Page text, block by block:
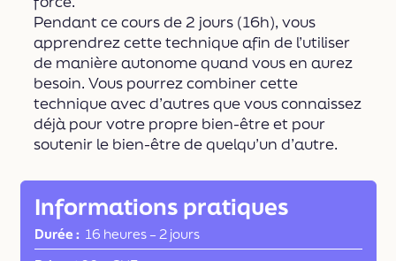
Pendant ce cours de 2 jours (16h), vous
apprendrez cette technique afin de l’utiliser
de manière autonome quand vous en aurez
besoin. Vous pourrez combiner cette
technique avec d’autres que vous connaissez
déjà pour votre propre bien-être et pour
soutenir le bien-être de quelqu’un d’autre.
Informations pratiques
Durée 16 heures– 2 jours